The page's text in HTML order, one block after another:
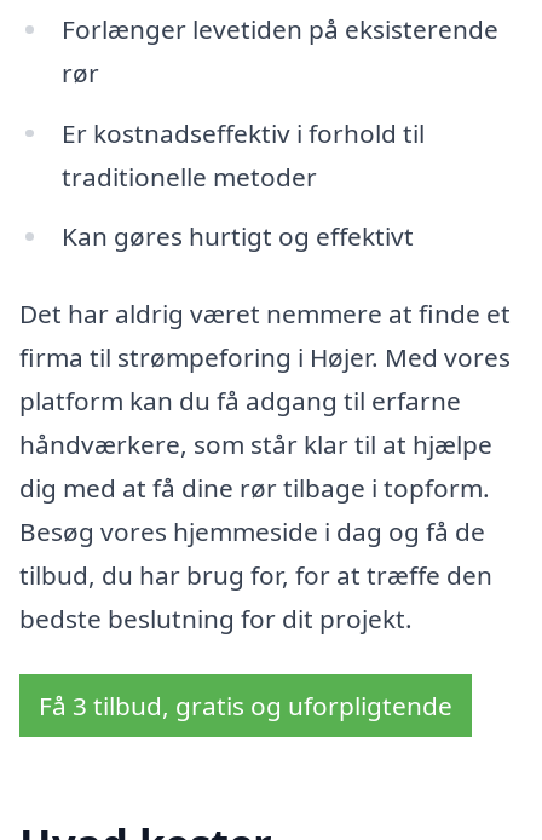
Forlænger levetiden på eksisterende
rør
Er kostnadseffektiv i forhold til
traditionelle metoder
Kan gøres hurtigt og effektivt
Det har aldrig været nemmere at finde et
firma til strømpeforing i Højer. Med vores
platform kan du få adgang til erfarne
håndværkere, som står klar til at hjælpe
dig med at få dine rør tilbage i topform.
Besøg vores hjemmeside i dag og få de
tilbud, du har brug for, for at træffe den
bedste beslutning for dit projekt.
Få 3 tilbud, gratis og uforpligtende